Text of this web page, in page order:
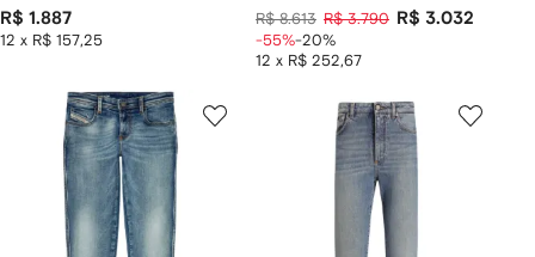
R$ 1.887
12 x R$ 157,25
R$ 8.613 R$ 3.790 R$ 3.032
12 x R$ 252,67
-55%-20%